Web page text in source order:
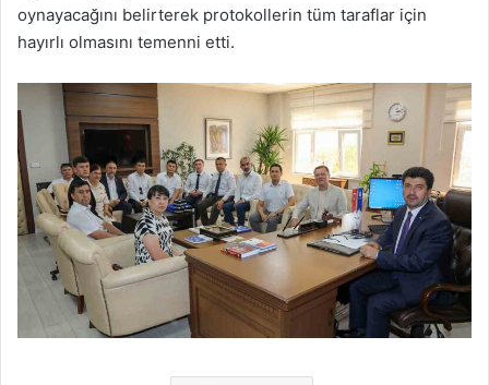
oynayacağını belirterek protokollerin tüm taraflar için
hayırlı olmasını temenni etti.